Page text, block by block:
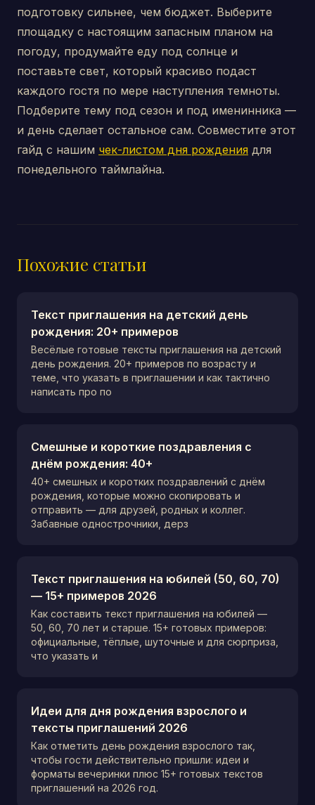
подготовку сильнее, чем бюджет. Выберите
площадку с настоящим запасным планом на
погоду, продумайте еду под солнце и
поставьте свет, который красиво подаст
каждого гостя по мере наступления темноты.
Подберите тему под сезон и под именинника —
и день сделает остальное сам. Совместите этот
гайд с нашим чек-листом дня рождения для
понедельного таймлайна.
Похожие статьи
Текст приглашения на детский день
рождения: 20+ примеров
Весёлые готовые тексты приглашения на детский
день рождения. 20+ примеров по возрасту и
теме, что указать в приглашении и как тактично
написать про по
Смешные и короткие поздравления с
днём рождения: 40+
40+ смешных и коротких поздравлений с днём
рождения, которые можно скопировать и
отправить — для друзей, родных и коллег.
Забавные однострочники, дерз
Текст приглашения на юбилей (50, 60, 70)
— 15+ примеров 2026
Как составить текст приглашения на юбилей —
50, 60, 70 лет и старше. 15+ готовых примеров:
официальные, тёплые, шуточные и для сюрприза,
что указать и
Идеи для дня рождения взрослого и
тексты приглашений 2026
Как отметить день рождения взрослого так,
чтобы гости действительно пришли: идеи и
форматы вечеринки плюс 15+ готовых текстов
приглашений на 2026 год.